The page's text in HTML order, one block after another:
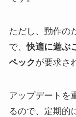
ただし、動作の
で、快適に遊ぶ
ペックが要求さ
アップデートを
るので、定期的